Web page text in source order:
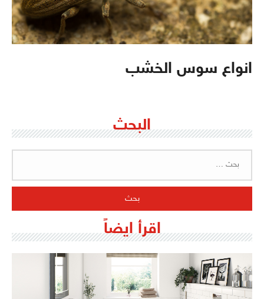
انواع سوس الخشب
البحث
اقرأ ايضاً